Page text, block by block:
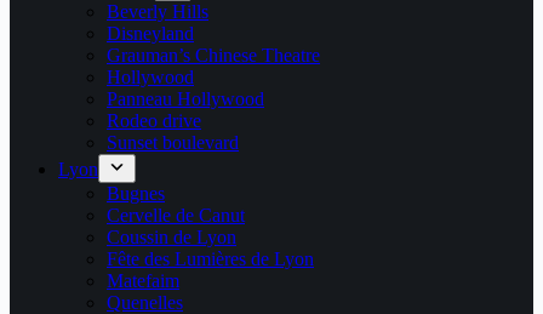
Beverly Hills
Disneyland
Grauman’s Chinese Theatre
Hollywood
Panneau Hollywood
Rodeo drive
Sunset boulevard
Lyon
Bugnes
Cervelle de Canut
Coussin de Lyon
Fête des Lumières de Lyon
Matefaim
Quenelles